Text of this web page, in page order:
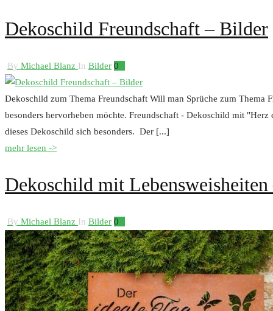
Dekoschild Freundschaft – Bilder
By Michael Blanz In Bilder 0
Dekoschild zum Thema Freundschaft Will man Sprüche zum Thema
besonders hervorheben möchte. Freundschaft - Dekoschild mit
dieses Dekoschild sich besonders. Der [...]
mehr lesen ->
Dekoschild mit
By Michael Blanz In Bilder 0